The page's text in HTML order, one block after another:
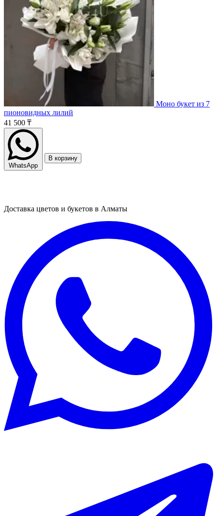
Моно букет из 7
пионовидных лилий
41 500 ₸
WhatsApp
В корзину
Доставка цветов и букетов в Алматы